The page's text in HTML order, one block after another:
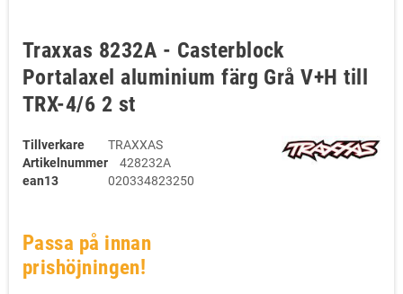
Traxxas 8232A - Casterblock
Portalaxel aluminium färg Grå V+H till
TRX-4/6 2 st
Tillverkare
TRAXXAS
Artikelnummer
428232A
ean13
020334823250
Passa på innan
prishöjningen!